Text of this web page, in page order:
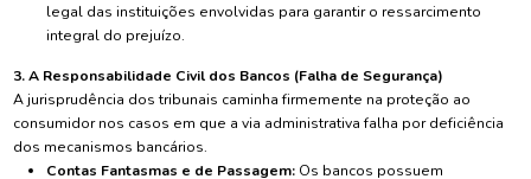
legal das instituições envolvidas para garantir o ressarcimento
integral do prejuízo.
3. A Responsabilidade Civil dos Bancos (Falha de Segurança)
A jurisprudência dos tribunais caminha firmemente na proteção ao
consumidor nos casos em que a via administrativa falha por deficiência
dos mecanismos bancários.
Contas Fantasmas e de Passagem:Os bancos possuem